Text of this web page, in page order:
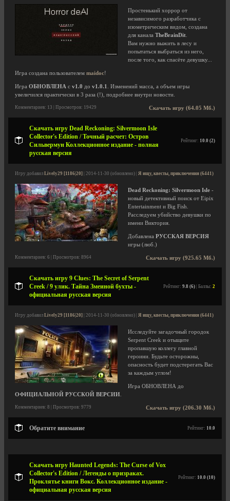
Простенький хоррор от
независимого разработчика с
изометрическим видом, создана
для канала TheBrainDit
Вам нужно выжить в лесу и
попытаться выбраться из него,
после того, как спасёте девушку...
Игра создана пользователем maidoc!
Игра ОБНОВЛЕНА с v1.0 до v1.0.1
. Изменений масса, а объем игры
увеличился практически в 3 раза (!), подробнее внутри новости.
Скачать игру (64.05 Мб.)
Комментариев: 13 | Просмотров: 19429
Скачать игру Dead Reckoning: Silvermoon Isle
Collector's Edition / Точный расчет: Остров
Сильвермун Коллекционное издание - полная
русская версия
Рейтинг: 10.0 (2)
Игру добавил Lively29 [1186|20] | 2014-11-30 (обновлено) | Я ищу, квесты, приключения (6441)
Dead Reckoning: Silvermoon Isle -
новый детективный поиск от Eipix
Entertainment и Big Fish.
Расследуем убийство девушки по
имени Виктория.
Добавлена РУССКАЯ ВЕРСИЯ
игры (люб.)
Скачать игру (925.65 Мб.)
Комментариев: 6 | Просмотров: 8964
Скачать игру 9 Clues: The Secret of Serpent
Creek / 9 улик. Тайна Змеиной бухты -
официальная русская версия
Рейтинг: 9.8 (6) | Баллы: 2
Игру добавил Lively29 [1186|20] | 2014-11-30 (обновлено) | Я ищу, квесты, приключения (6441)
Исследуйте загадочный городок
Serpent Creek и отыщите
пропавшую коллегу главной
героини. Будьте осторожны,
опасность будет подстерегать Вас
за каждым углом!
Игра ОБНОВЛЕНА до
ОФИЦИАЛЬНОЙ РУССКОЙ ВЕРСИИ
Скачать игру (206.30 Мб.)
Комментариев: 8 | Просмотров: 9779
Обратите внимание Рейтинг: 10.0
Скачать игру Haunted Legends: The Curse of Vox
Collector's Edition / Легенды о призраках.
Проклятье книги Вокс. Коллекционное издание -
официальная русская версия
Рейтинг: 10.0 (10)